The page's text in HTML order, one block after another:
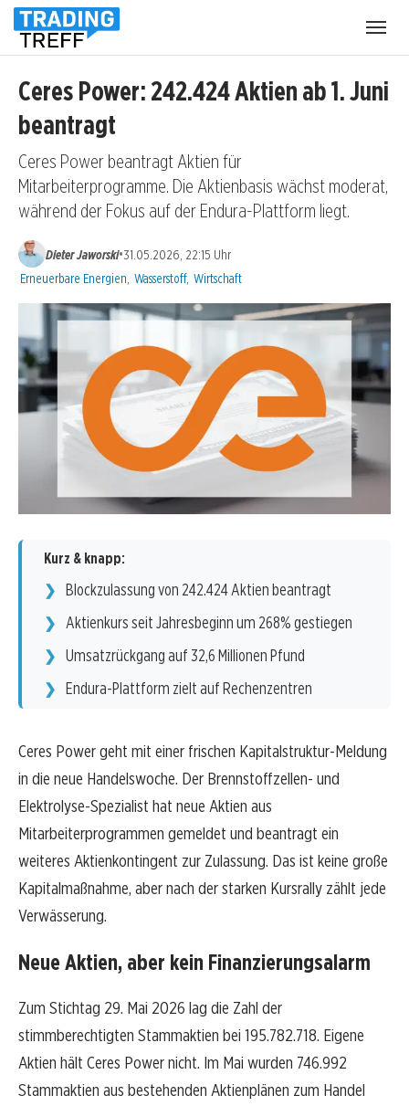
Ceres Power: 242.424 Aktien ab 1. Juni
beantragt
Ceres Power beantragt Aktien für
Mitarbeiterprogramme. Die Aktienbasis wächst moderat,
während der Fokus auf der Endura-Plattform liegt.
Dieter Jaworski•31.05.2026, 22:15 Uhr
Kategorien:
Erneuerbare Energien Wasserstoff, Wirtschaft
Kurz & knapp:
Blockzulassung von 242.424 Aktien beantragt
Aktienkurs seit Jahresbeginn um 268% gestiegen
Umsatzrückgang auf 32,6 Millionen Pfund
Endura-Plattform zielt auf Rechenzentren
Ceres Power geht mit einer frischen Kapitalstruktur-Meldung
in die neue Handelswoche. Der Brennstoffzellen- und
Elektrolyse-Spezialist hat neue Aktien aus
Mitarbeiterprogrammen gemeldet und beantragt ein
weiteres Aktienkontingent zur Zulassung. Das ist keine große
Kapitalmaßnahme, aber nach der starken Kursrally zählt jede
Verwässerung.
Neue Aktien, aber kein Finanzierungsalarm
Zum Stichtag 29. Mai 2026 lag die Zahl der
stimmberechtigten Stammaktien bei 195.782.718. Eigene
Aktien hält Ceres Power nicht. Im Mai wurden 746.992
Stammaktien aus bestehenden Aktienplänen zum Handel